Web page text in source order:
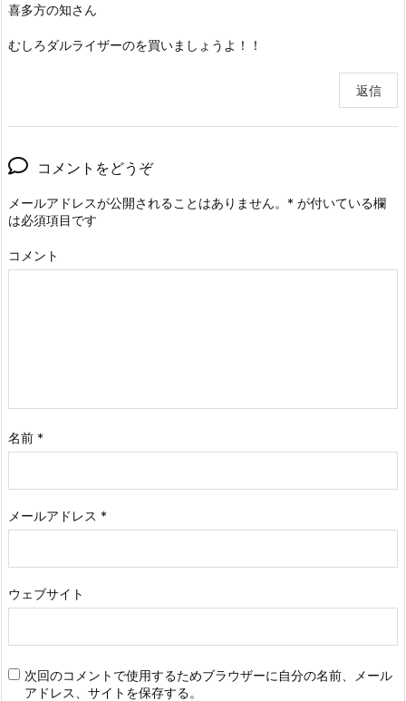
喜多方の知さん
むしろダルライザーのを買いましょうよ！！
返信
コメントをどうぞ
メールアドレスが公開されることはありません。 * が付いている欄
は必須項目です
コメント
名前 *
メールアドレス *
ウェブサイト
次回のコメントで使用するためブラウザーに自分の名前、メール
アドレス、サイトを保存する。